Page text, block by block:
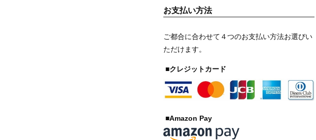
お支払い方法
ご都合に合わせて４つのお支払い方法お選びい
ただけます。
■クレジットカード
■Amazon Pay